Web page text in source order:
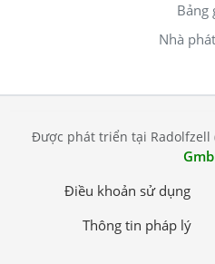
Bảng
Nhà
Được phát triển tại Radolfzell
Điều khoản sử dụng
Thông tin pháp lý